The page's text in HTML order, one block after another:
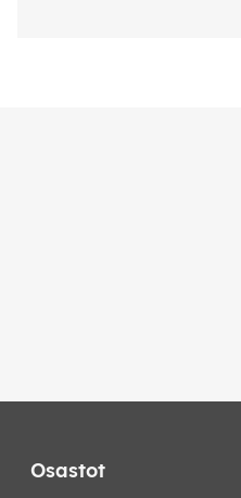
Osastot